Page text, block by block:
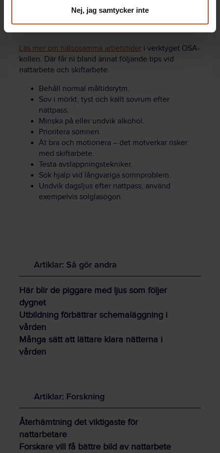
Nej, jag samtycker inte
Läs mer om hälsosamma arbetstider i verktyget OSA-
kollen. Där får ni bland annat följande tips vid
nattarbete och skiftarbete:
Behåll normal måltidsrytm.
Sov i mörkt, tyst och kallt sovrum efter
nattpass.
Minska på eller undvik alkohol.
Prioritera sömnen.
Ät bra och motionera – det motverkar risker
med skiftarbete.
Testa avslappningstekniker.
Sök hjälp vid långvariga sömnproblem.
Undvik dagsljus efter nattpass, använd
exempelvis solglasögon.
Artiklar: Så gör andra
Här blir de piggare med ljus som följer
dygnet
Utbildning förbättrar schemaläggning i
vården
Många sätt att lättare klara nätterna i
vården
Artiklar: Forskning
Återhämtning det viktigaste för
nattarbetare
Forskare vill få bättre bild av nattarbete